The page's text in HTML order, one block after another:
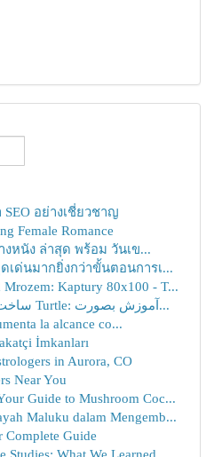
อย่างเชี่ยวชาญ
Female Romance
งหนัง ล่าสุด พร้อม วันเข...
เด่นมากยิ่งกว่าขั้นตอนการเ...
Mrozem: Kaptury 80x100 - T...
ساخت برنامه مار با پایتون و Turtle: آموزش بصورت...
la alcance co...
İmkanları
in Aurora, CO
Near You
Guide to Mushroom Coc...
Maluku dalam Mengemb...
Complete Guide